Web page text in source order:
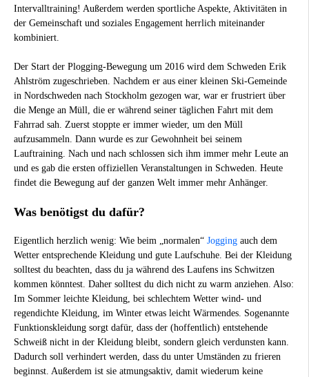
Intervalltraining! Außerdem werden sportliche Aspekte, Aktivitäten in
der Gemeinschaft und soziales Engagement herrlich miteinander
kombiniert.
Der Start der Plogging-Bewegung um 2016 wird dem Schweden Erik
Ahlström zugeschrieben. Nachdem er aus einer kleinen Ski-Gemeinde
in Nordschweden nach Stockholm gezogen war, war er frustriert über
die Menge an Müll, die er während seiner täglichen Fahrt mit dem
Fahrrad sah. Zuerst stoppte er immer wieder, um den Müll
aufzusammeln. Dann wurde es zur Gewohnheit bei seinem
Lauftraining. Nach und nach schlossen sich ihm immer mehr Leute an
und es gab die ersten offiziellen Veranstaltungen in Schweden. Heute
findet die Bewegung auf der ganzen Welt immer mehr Anhänger.
Was benötigst du dafür?
Eigentlich herzlich wenig: Wie beim „normalen“ Jogging auch dem
Wetter entsprechende Kleidung und gute Laufschuhe. Bei der Kleidung
solltest du beachten, dass du ja während des Laufens ins Schwitzen
kommen könntest. Daher solltest du dich nicht zu warm anziehen. Also:
Im Sommer leichte Kleidung, bei schlechtem Wetter wind- und
regendichte Kleidung, im Winter etwas leicht Wärmendes. Sogenannte
Funktionskleidung sorgt dafür, dass der (hoffentlich) entstehende
Schweiß nicht in der Kleidung bleibt, sondern gleich verdunsten kann.
Dadurch soll verhindert werden, dass du unter Umständen zu frieren
beginnst. Außerdem ist sie atmungsaktiv, damit wiederum keine